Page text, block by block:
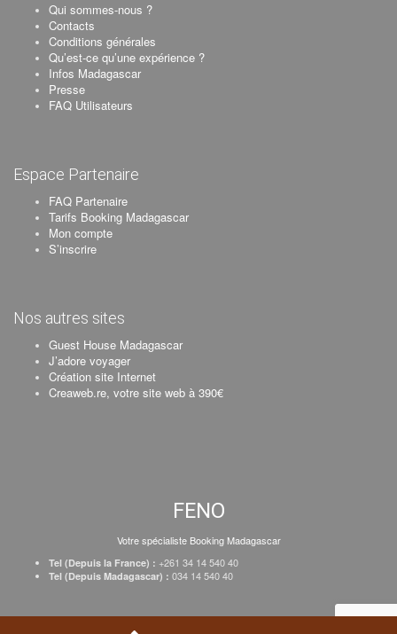
Qui sommes-nous ?
Contacts
Conditions générales
Qu’est-ce qu’une expérience ?
Infos Madagascar
Presse
FAQ Utilisateurs
Espace Partenaire
FAQ Partenaire
Tarifs Booking Madagascar
Mon compte
S’inscrire
Nos autres sites
Guest House Madagascar
J’adore voyager
Création site Internet
Creaweb.re, votre site web à 390€
FENO
Votre spécialiste Booking Madagascar
Tel (Depuis la France) : +261 34 14 540 40
Tel (Depuis Madagascar) : 034 14 540 40
Création Creaweb–Inscrire votre établissement–Tarifs–Mentions Légales